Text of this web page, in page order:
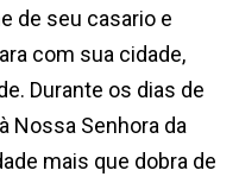
de seu casario e
com sua cidade,
Durante os dias de
Nossa Senhora da
mais que dobra de